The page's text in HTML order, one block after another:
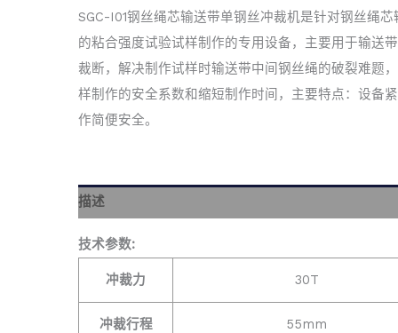
SGC-I01钢丝绳芯输送带单钢丝冲裁机是针对钢丝绳芯
的粘合强度试验试样制作的专用设备，主要用于输送
裁断，解决制作试样时输送带中间钢丝绳的破裂难题
样制作的安全系数和缩短制作时间，主要特点：设备
作简便安全。
描述
技术参数:
冲裁力 30T
冲裁行程 55mm